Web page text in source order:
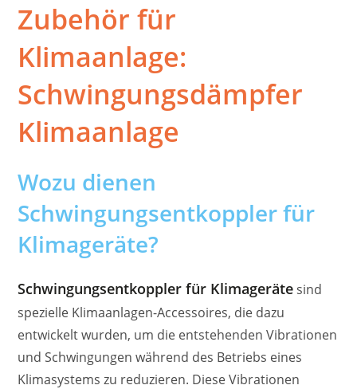
Zubehör für
Klimaanlage:
Schwingungsdämpfer
Klimaanlage
Wozu dienen
Schwingungsentkoppler für
Klimageräte?
Schwingungsentkoppler für Klimagerätesind
spezielle Klimaanlagen-Accessoires, die dazu
entwickelt wurden, um die entstehenden Vibrationen
und Schwingungen während des Betriebs eines
Klimasystems zu reduzieren. Diese Vibrationen